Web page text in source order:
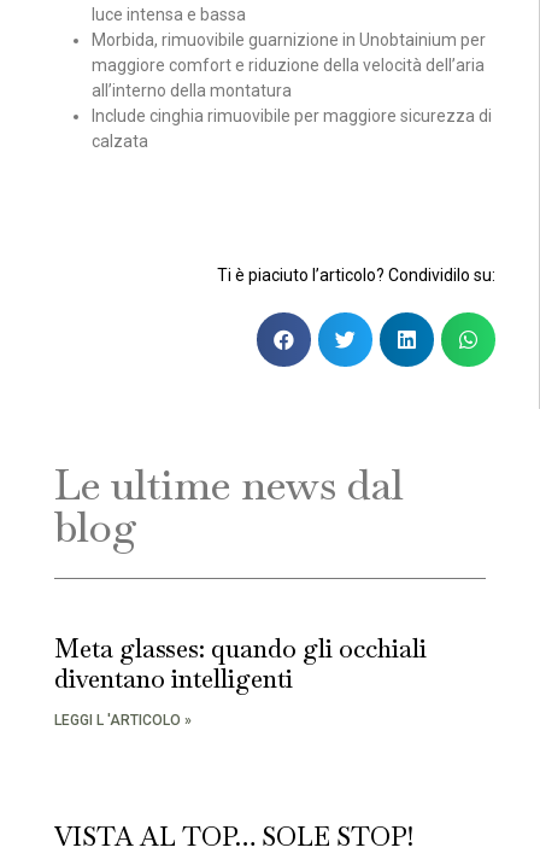
luce intensa e bassa
Morbida, rimuovibile guarnizione in Unobtainium per
maggiore comfort e riduzione della velocità dell’aria
all’interno della montatura
Include cinghia rimuovibile per maggiore sicurezza di
calzata
Ti è piaciuto l’articolo? Condividilo su:
Le ultime news dal
blog
Meta glasses: quando gli occhiali
diventano intelligenti
LEGGI L 'ARTICOLO »
VISTA AL TOP… SOLE STOP!